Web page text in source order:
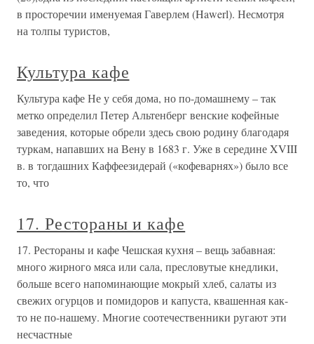
в просторечии именуемая Гаверлем (Hawerl). Несмотря
на толпы туристов,
Культура кафе
Культура кафе Не у себя дома, но по-домашнему – так
метко определил Петер Альтенберг венские кофейные
заведения, которые обрели здесь свою родину благодаря
туркам, напавших на Вену в 1683 г. Уже в середине XVIII
в. в тогдашних Каффеезидерай («кофеварнях») было все
то, что
17. Рестораны и кафе
17. Рестораны и кафе Чешская кухня – вещь забавная:
много жирного мяса или сала, пресловутые кнедлики,
больше всего напоминающие мокрый хлеб, салаты из
свежих огурцов и помидоров и капуста, квашенная как-
то не по-нашему. Многие соотечественники ругают эти
несчастные